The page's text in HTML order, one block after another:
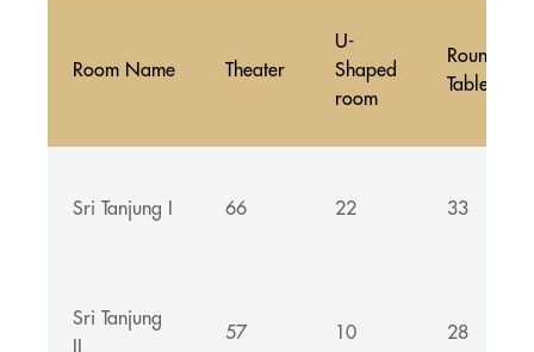
Room Name Theater
U-
Shaped
room
Round
Table
Sri Tanjung I 66 22 33
Sri Tanjung
57 10 28